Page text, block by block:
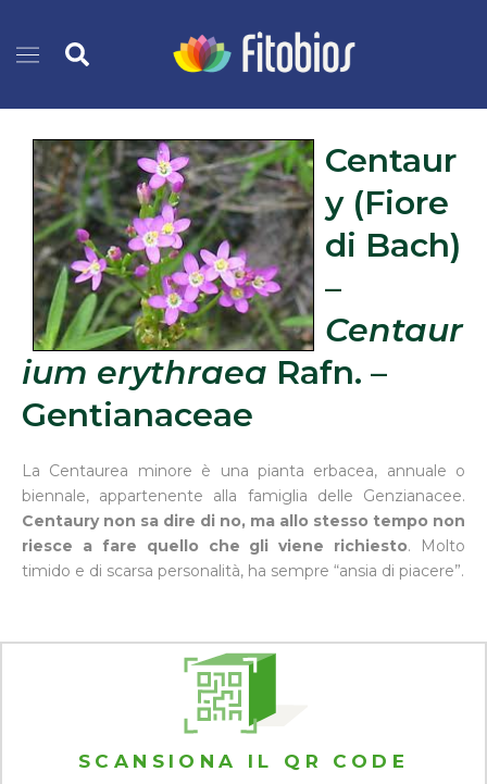
contenutoCerca
Centaur
y (Fiore
di Bach)
–
Centaur
ium erythraea Rafn. –
Gentianaceae
La Centaurea minore è una pianta erbacea, annuale o
biennale, appartenente alla famiglia delle Genzianacee.
Centaury non sa dire di no, ma allo stesso tempo non
riesce a fare quello che gli viene richiesto. Molto
timido e di scarsa personalità, ha sempre “ansia di piacere”.
SCANSIONA IL QR CODE